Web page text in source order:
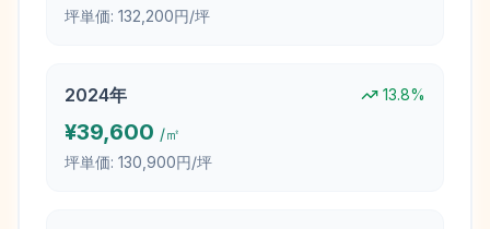
坪単価: 132,200円/坪
2024年 13.8%
¥39,600 /㎡
坪単価: 130,900円/坪